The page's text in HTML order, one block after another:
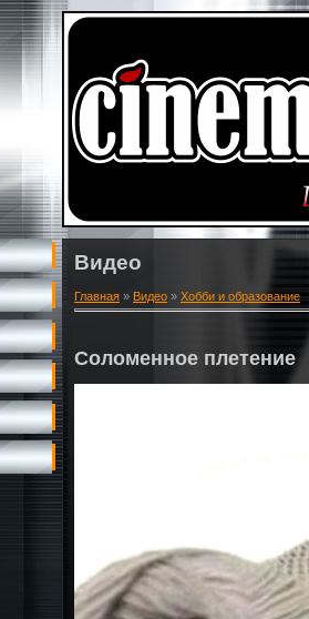
Видео
Главная » Видео » Хобби и образование
Соломенное плетение